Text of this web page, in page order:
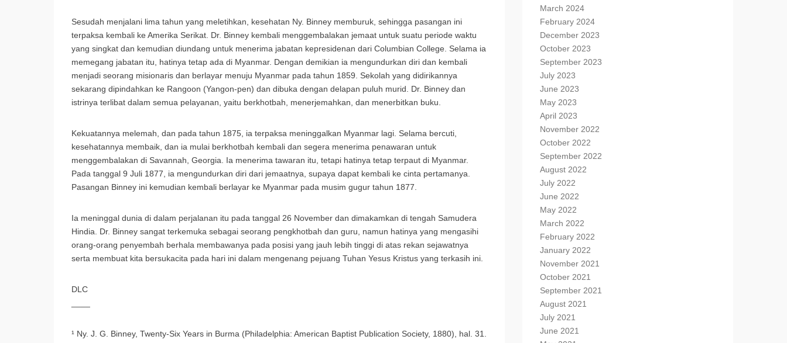
Sesudah menjalani lima tahun yang meletihkan, kesehatan Ny. Binney memburuk, sehingga pasangan ini
terpaksa kembali ke Amerika Serikat. Dr. Binney kembali menggembalakan jemaat untuk suatu periode waktu
yang singkat dan kemudian diundang untuk menerima jabatan kepresidenan dari Columbian College. Selama ia
memegang jabatan itu, hatinya tetap ada di Myanmar. Dengan demikian ia mengundurkan diri dan kembali
menjadi seorang misionaris dan berlayar menuju Myanmar pada tahun 1859. Sekolah yang didirikannya
sekarang dipindahkan ke Rangoon (Yangon-pen) dan dibuka dengan delapan puluh murid. Dr. Binney dan
istrinya terlibat dalam semua pelayanan, yaitu berkhotbah, menerjemahkan, dan menerbitkan buku.
Kekuatannya melemah, dan pada tahun 1875, ia terpaksa meninggalkan Myanmar lagi. Selama bercuti,
kesehatannya membaik, dan ia mulai berkhotbah kembali dan segera menerima penawaran untuk
menggembalakan di Savannah, Georgia. Ia menerima tawaran itu, tetapi hatinya tetap terpaut di Myanmar.
Pada tanggal 9 Juli 1877, ia mengundurkan diri dari jemaatnya, supaya dapat kembali ke cinta pertamanya.
Pasangan Binney ini kemudian kembali berlayar ke Myanmar pada musim gugur tahun 1877.
Ia meninggal dunia di dalam perjalanan itu pada tanggal 26 November dan dimakamkan di tengah Samudera
Hindia. Dr. Binney sangat terkemuka sebagai seorang pengkhotbah dan guru, namun hatinya yang mengasihi
orang-orang penyembah berhala membawanya pada posisi yang jauh lebih tinggi di atas rekan sejawatnya
serta membuat kita bersukacita pada hari ini dalam mengenang pejuang Tuhan Yesus Kristus yang terkasih ini.
DLC
¹ Ny. J. G. Binney, Twenty-Six Years in Burma (Philadelphia: American Baptist Publication Society, 1880), hal. 31.
March 2024
February 2024
December 2023
October 2023
September 2023
July 2023
June 2023
May 2023
April 2023
November 2022
October 2022
September 2022
August 2022
July 2022
June 2022
May 2022
March 2022
February 2022
January 2022
November 2021
October 2021
September 2021
August 2021
July 2021
June 2021